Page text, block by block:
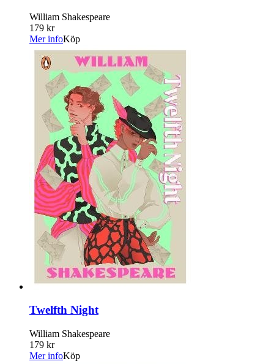
William Shakespeare
179 kr
Mer infoKöp
Twelfth Night
William Shakespeare
179 kr
Mer infoKöp